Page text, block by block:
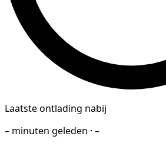
Laatste ontlading nabij
– minuten geleden · –